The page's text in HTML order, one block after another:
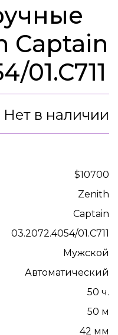
Captain
01.C711
Нет в наличии
$10700
Zenith
Captain
03.2072.4054/01.C711
Мужской
Автоматический
50 ч.
50 м
42 мм